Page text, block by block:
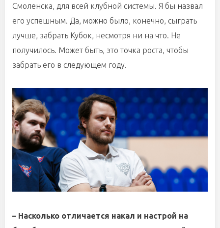
Смоленска, для всей клубной системы. Я бы назвал
его успешным. Да, можно было, конечно, сыграть
лучше, забрать Кубок, несмотря ни на что. Не
получилось. Может быть, это точка роста, чтобы
забрать его в следующем году.
– Насколько отличается накал и настрой на